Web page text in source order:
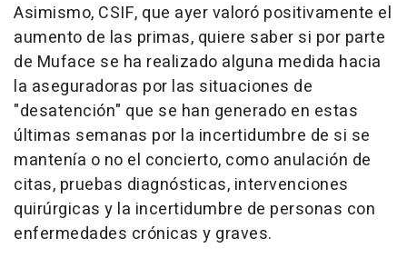
Asimismo, CSIF, que ayer valoró positivamente el
aumento de las primas, quiere saber si por parte
de Muface se ha realizado alguna medida hacia
la aseguradoras por las situaciones de
"desatención" que se han generado en estas
últimas semanas por la incertidumbre de si se
mantenía o no el concierto, como anulación de
citas, pruebas diagnósticas, intervenciones
quirúrgicas y la incertidumbre de personas con
enfermedades crónicas y graves.